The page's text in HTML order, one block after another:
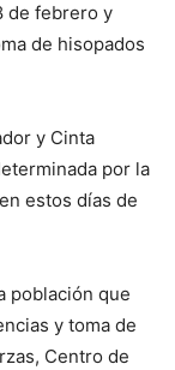
de febrero y
de hisopados
y Cinta
por la
estos días de
población que
y toma de
Centro de